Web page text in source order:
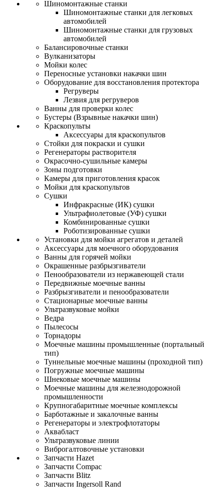
Шиномонтажные станки
Шиномонтажные станки для легковых
автомобилей
Шиномонтажные станки для грузовых
автомобилей
Балансировочные станки
Вулканизаторы
Мойки колес
Переносные установки накачки шин
Оборудование для восстановления протектора
Регруверы
Лезвия для регруверов
Ванны для проверки колес
Бустеры (Взрывные накачки шин)
Краскопульты
Аксессуары для краскопультов
Стойки для покраски и сушки
Регенераторы растворителя
Окрасочно-сушильные камеры
Зоны подготовки
Камеры для приготовления красок
Мойки для краскопультов
Сушки
Инфракрасные (ИК) сушки
Ультрафиолетовые (УФ) сушки
Комбинированные сушки
Роботизированные сушки
Установки для мойки агрегатов и деталей
Аксессуары для моечного оборудования
Ванны для горячей мойки
Окрашенные разбрызгиватели
Пенообразователи из нержавеющей стали
Передвижные моечные ванны
Разбрызгиватели и пенообразователи
Стационарные моечные ванны
Ультразвуковые мойки
Ведра
Пылесосы
Торнадоры
Моечные машины промышленные (портальный
тип)
Туннельные моечные машины (проходной тип)
Погружные моечные машины
Шнековые моечные машины
Моечные машины для железнодорожной
промышленности
Крупногабаритные моечные комплексы
Барботажные и закалочные ванны
Регенераторы и электрофлотаторы
Аквабласт
Ультразвуковые линии
Виброгалтовочные установки
Запчасти Hazet
Запчасти Compac
Запчасти Blitz
Запчасти Ingersoll Rand